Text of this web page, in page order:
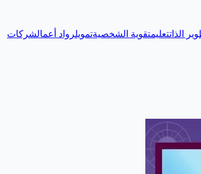
الذاتتعليمتقوية الشخصيةتمويلرواد أعمالشركات